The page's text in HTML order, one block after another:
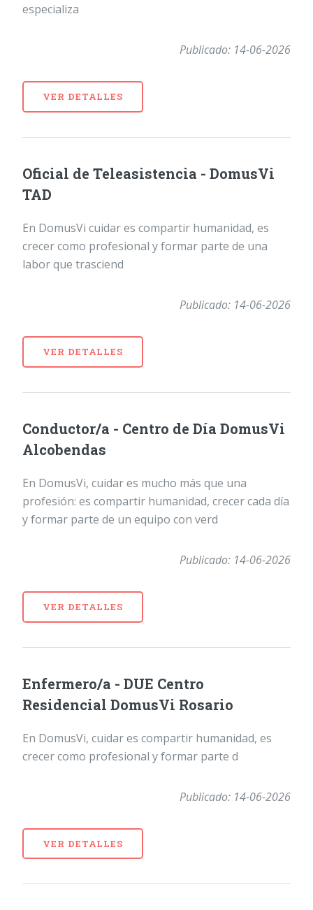
especializa
Publicado: 14-06-2026
VER DETALLES
Oficial de Teleasistencia - DomusVi
TAD
En DomusVi cuidar es compartir humanidad, es
crecer como profesional y formar parte de una
labor que trasciend
Publicado: 14-06-2026
VER DETALLES
Conductor/a - Centro de Día DomusVi
Alcobendas
En DomusVi, cuidar es mucho más que una
profesión: es compartir humanidad, crecer cada día
y formar parte de un equipo con verd
Publicado: 14-06-2026
VER DETALLES
Enfermero/a - DUE Centro
Residencial DomusVi Rosario
En DomusVi, cuidar es compartir humanidad, es
crecer como profesional y formar parte d
Publicado: 14-06-2026
VER DETALLES